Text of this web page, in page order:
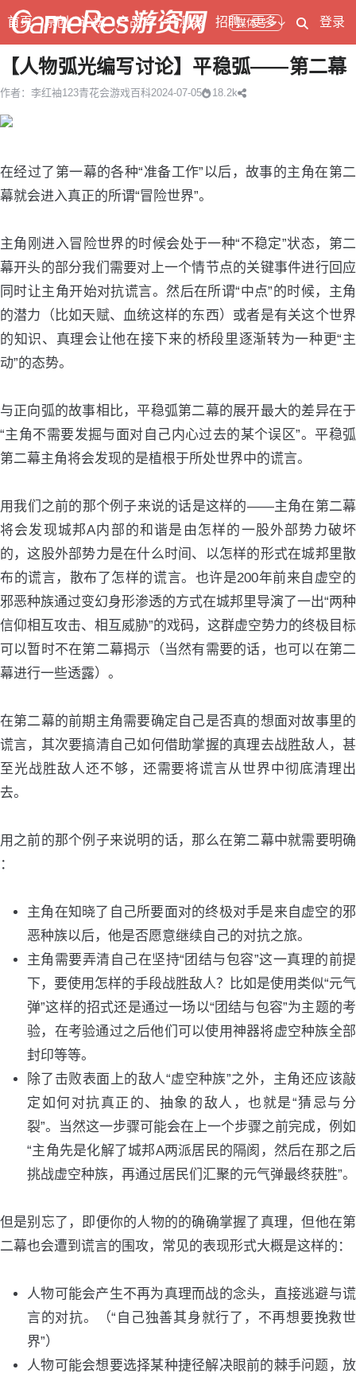
媒体号
首页 原创 论坛 产品库 开测表 招聘 更多 登录
【人物弧光编写讨论】平稳弧——第二幕
作者：李红袖123青花会游戏百科2024-07-05 18.2k
在经过了第一幕的各种“准备工作”以后，故事的主角在第二
幕就会进入真正的所谓“冒险世界”。
主角刚进入冒险世界的时候会处于一种“不稳定”状态，第二
幕开头的部分我们需要对上一个情节点的关键事件进行回应
同时让主角开始对抗谎言。然后在所谓“中点”的时候，主角
的潜力（比如天赋、血统这样的东西）或者是有关这个世界
的知识、真理会让他在接下来的桥段里逐渐转为一种更“主
动”的态势。
与正向弧的故事相比，平稳弧第二幕的展开最大的差异在于
“主角不需要发掘与面对自己内心过去的某个误区”。平稳弧
第二幕主角将会发现的是植根于所处世界中的谎言。
用我们之前的那个例子来说的话是这样的——主角在第二幕
将会发现城邦A内部的和谐是由怎样的一股外部势力破坏
的，这股外部势力是在什么时间、以怎样的形式在城邦里散
布的谎言，散布了怎样的谎言。也许是200年前来自虚空的
邪恶种族通过变幻身形渗透的方式在城邦里导演了一出“两种
信仰相互攻击、相互威胁”的戏码，这群虚空势力的终极目标
可以暂时不在第二幕揭示（当然有需要的话，也可以在第二
幕进行一些透露）。
在第二幕的前期主角需要确定自己是否真的想面对故事里的
谎言，其次要搞清自己如何借助掌握的真理去战胜敌人，甚
至光战胜敌人还不够，还需要将谎言从世界中彻底清理出
去。
用之前的那个例子来说明的话，那么在第二幕中就需要明确
：
主角在知晓了自己所要面对的终极对手是来自虚空的邪
恶种族以后，他是否愿意继续自己的对抗之旅。
主角需要弄清自己在坚持“团结与包容”这一真理的前提
下，要使用怎样的手段战胜敌人？比如是使用类似“元气
弹”这样的招式还是通过一场以“团结与包容”为主题的考
验，在考验通过之后他们可以使用神器将虚空种族全部
封印等等。
除了击败表面上的敌人“虚空种族”之外，主角还应该敲
定如何对抗真正的、抽象的敌人，也就是“猜忌与分
裂”。当然这一步骤可能会在上一个步骤之前完成，例如
“主角先是化解了城邦A两派居民的隔阂，然后在那之后
挑战虚空种族，再通过居民们汇聚的元气弹最终获胜”。
但是别忘了，即便你的人物的的确确掌握了真理，但他在第
二幕也会遭到谎言的围攻，常见的表现形式大概是这样的：
人物可能会产生不再为真理而战的念头，直接逃避与谎
言的对抗。（“自己独善其身就行了，不再想要挽救世
界”）
人物可能会想要选择某种捷径解决眼前的棘手问题，放